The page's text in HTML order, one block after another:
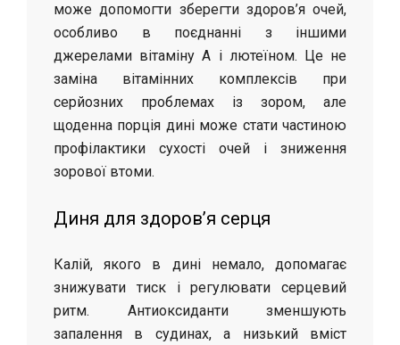
може допомогти зберегти здоров’я очей,
особливо в поєднанні з іншими
джерелами вітаміну A і лютеїном. Це не
заміна вітамінних комплексів при
серйозних проблемах із зором, але
щоденна порція дині може стати частиною
профілактики сухості очей і зниження
зорової втоми.
Диня для здоров’я серця
Калій, якого в дині немало, допомагає
знижувати тиск і регулювати серцевий
ритм. Антиоксиданти зменшують
запалення в судинах, а низький вміст